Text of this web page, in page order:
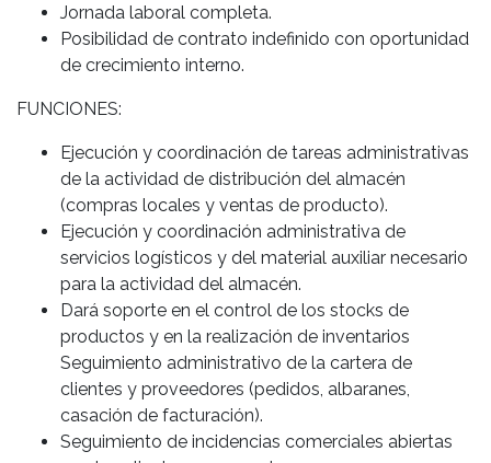
Jornada laboral completa.
Posibilidad de contrato indefinido con oportunidad
de crecimiento interno.
FUNCIONES:
Ejecución y coordinación de tareas administrativas
de la actividad de distribución del almacén
(compras locales y ventas de producto).
Ejecución y coordinación administrativa de
servicios logísticos y del material auxiliar necesario
para la actividad del almacén.
Dará soporte en el control de los stocks de
productos y en la realización de inventarios
Seguimiento administrativo de la cartera de
clientes y proveedores (pedidos, albaranes,
casación de facturación).
Seguimiento de incidencias comerciales abiertas